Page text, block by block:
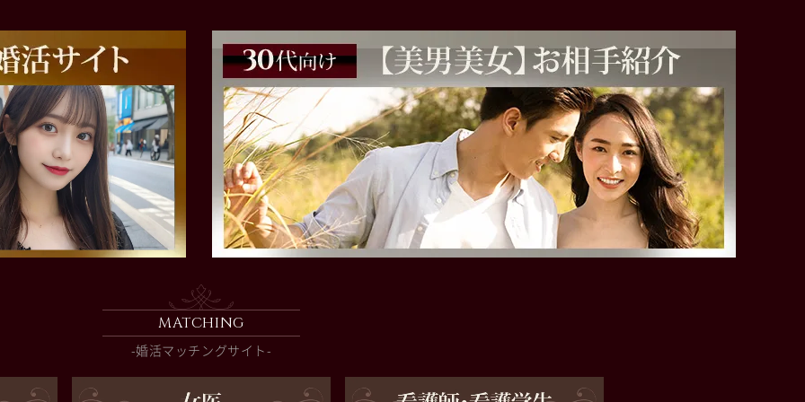
MATCHING
-婚活マッチングサイト-